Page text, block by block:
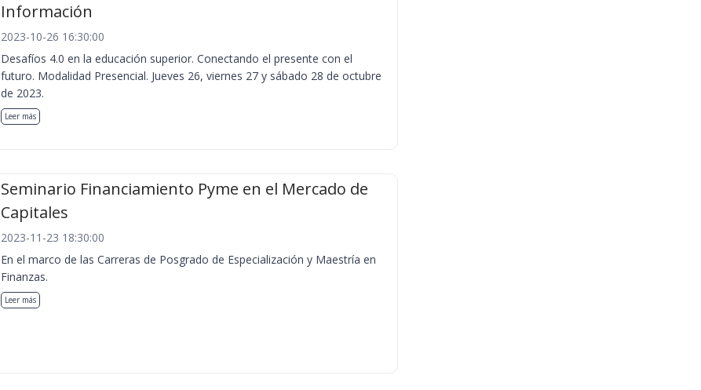
Información
2023-10-26 16:30:00
Desafíos 4.0 en la educación superior. Conectando el presente con el
futuro. Modalidad Presencial. Jueves 26, viernes 27 y sábado 28 de octubre
de 2023.
Leer más
Seminario Financiamiento Pyme en el Mercado de
Capitales
2023-11-23 18:30:00
En el marco de las Carreras de Posgrado de Especialización y Maestría en
Finanzas.
Leer más